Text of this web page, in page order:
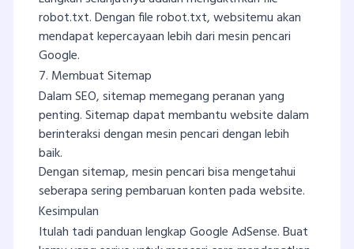
robot.txt. Dengan file robot.txt, websitemu akan
mendapat kepercayaan lebih dari mesin pencari
Google.
7. Membuat Sitemap
Dalam SEO, sitemap memegang peranan yang
penting. Sitemap dapat membantu website dalam
berinteraksi dengan mesin pencari dengan lebih
baik.
Dengan sitemap, mesin pencari bisa mengetahui
seberapa sering pembaruan konten pada website.
Kesimpulan
Itulah tadi panduan lengkap Google AdSense. Buat